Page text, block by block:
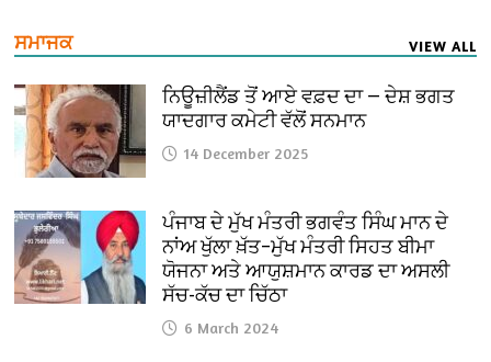
ਸਮਾਜਕ VIEW ALL
ਨਿਊਜ਼ੀਲੈਂਡ ਤੋਂ ਆਏ ਵਫ਼ਦ ਦਾ — ਦੇਸ਼ ਭਗਤ
ਯਾਦਗਾਰ ਕਮੇਟੀ ਵੱਲੋਂ ਸਨਮਾਨ
14 December 2025
ਪੰਜਾਬ ਦੇ ਮੁੱਖ ਮੰਤਰੀ ਭਗਵੰਤ ਸਿੰਘ ਮਾਨ ਦੇ
ਨਾਂਅ ਖੁੱਲਾ ਖ਼ੱਤ–ਮੁੱਖ ਮੰਤਰੀ ਸਿਹਤ ਬੀਮਾ
ਯੋਜਨਾ ਅਤੇ ਆਯੁਸ਼ਮਾਨ ਕਾਰਡ ਦਾ ਅਸਲੀ
ਸੱਚ-ਕੱਚ ਦਾ ਚਿੱਠਾ
6 March 2024